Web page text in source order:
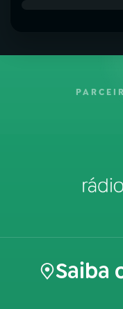
Saiba